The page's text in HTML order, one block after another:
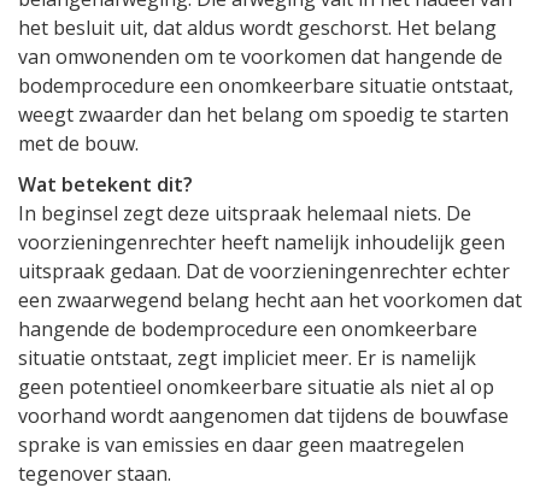
het besluit uit, dat aldus wordt geschorst. Het belang
van omwonenden om te voorkomen dat hangende de
bodemprocedure een onomkeerbare situatie ontstaat,
weegt zwaarder dan het belang om spoedig te starten
met de bouw.
Wat betekent dit?
In beginsel zegt deze uitspraak helemaal niets. De
voorzieningenrechter heeft namelijk inhoudelijk geen
uitspraak gedaan. Dat de voorzieningenrechter echter
een zwaarwegend belang hecht aan het voorkomen dat
hangende de bodemprocedure een onomkeerbare
situatie ontstaat, zegt impliciet meer. Er is namelijk
geen potentieel onomkeerbare situatie als niet al op
voorhand wordt aangenomen dat tijdens de bouwfase
sprake is van emissies en daar geen maatregelen
tegenover staan.